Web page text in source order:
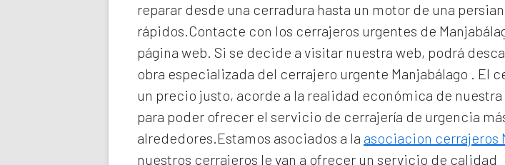
reparar desde una cerradura hasta un motor de una
rápidos.Contacte con los cerrajeros urgentes de
página web. Si se decide a visitar nuestra web, podrá
obra especializada del cerrajero urgente Manjabálago . El
un precio justo, acorde a la realidad económica de
para poder ofrecer el servicio de cerrajería de urgencia
alrededores.Estamos asociados a la asociacion cerrajeros
nuestros cerrajeros le van a ofrecer un servicio de calidad